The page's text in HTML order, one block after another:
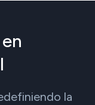
la